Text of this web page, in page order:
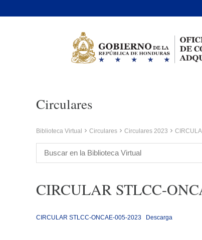
Circulares
Biblioteca Virtual Circulares Circulares 2023
CIRCULAR STLCC-
CIRCULAR STLCC-ONCAE-005-2023 Descarga